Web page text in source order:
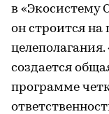
в «Экосистему
он строится на
создается
программе